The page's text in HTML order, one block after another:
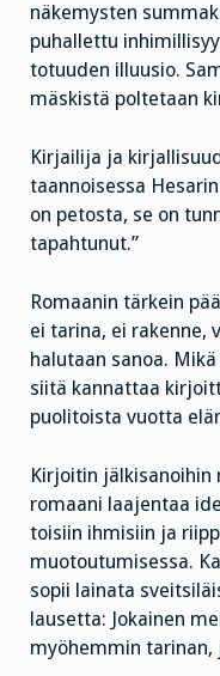
näkemysten
puhallettu
totuuden illuusio.
mäskistä poltetaan
Kirjailija ja
taannoisessa
on petosta, se on
tapahtunut.”
Romaanin tärkein
ei tarina, ei rakenne,
halutaan sanoa.
siitä kannattaa
puolitoista vuotta
Kirjoitin jälkisanoihin
romaani laajentaa
toisiin ihmisiin ja
muotoutumisessa.
sopii lainata
lausetta: Jokainen
myöhemmin tarinan,